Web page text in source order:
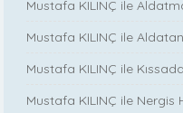
Mustafa KILINÇ ile
Mustafa KILINÇ ile
Mustafa KILINÇ ile
Mustafa KILINÇ ile Nergis